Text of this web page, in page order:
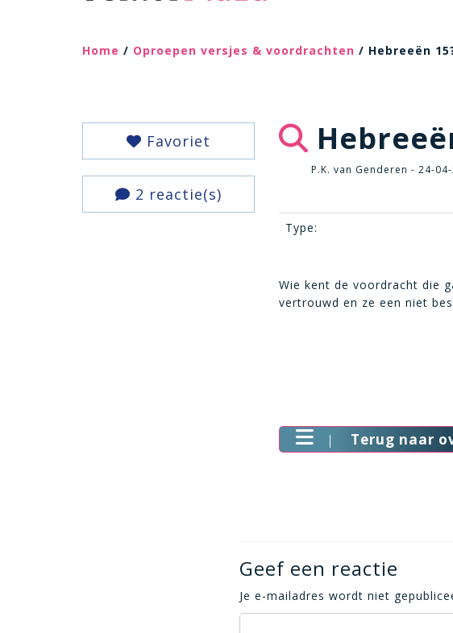
Home / Oproepen versjes & voordrachten / Hebreeën
Favoriet
2 reactie(s)
P.K. van Genderen - 24-
Type:
Wie kent de voordracht die
vertrouwd en ze een niet
Terug naar
Geef een reactie
Je e-mailadres wordt niet